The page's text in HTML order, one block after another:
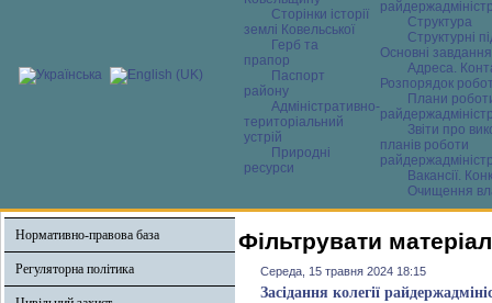
Сторінки історії
землі Ковельської
Герб та
прапор
Паспорт
району
Адміністративно-
територіальний
устрій
Природні
ресурси
Структура
Структурні
Основні завдання
Адреса.
Розпорядок
Плани
Звіти про
планів роботи
Вакансії.
Очищення
Нормативно-правова база
Регуляторна політика
Фільтрувати
Середа, 15 травня 2024 18:15
Засідання колегії